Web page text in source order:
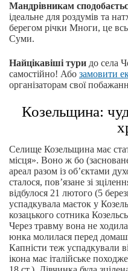
Мандрівникам
ідеальне для роздумів та
берегом річки Многи, це
Суми.
Найцікавіші тури до села
самостійно! Або замовити
організаторам свої
Козельщина:
Селище Козельщина має
місця». Воно ж бо
ареал разом із об’єктами
сталося, пов’язане зі
відбулося 21 лютого (5
успадкувала маєток у
козацького сотника
Через травму вона не
юнка молилася перед
Капністи теж успадкували
ікона має італійське